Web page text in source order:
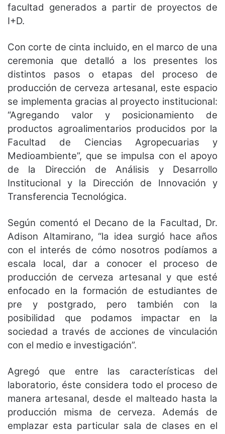
facultad generados a partir de proyectos de
I+D.
Con corte de cinta incluido, en el marco de una
ceremonia que detalló a los presentes los
distintos pasos o etapas del proceso de
producción de cerveza artesanal, este espacio
se implementa gracias al proyecto institucional:
“Agregando valor y posicionamiento de
productos agroalimentarios producidos por la
Facultad de Ciencias Agropecuarias y
Medioambiente”, que se impulsa con el apoyo
de la Dirección de Análisis y Desarrollo
Institucional y la Dirección de Innovación y
Transferencia Tecnológica.
Según comentó el Decano de la Facultad, Dr.
Adison Altamirano, “la idea surgió hace años
con el interés de cómo nosotros podíamos a
escala local, dar a conocer el proceso de
producción de cerveza artesanal y que esté
enfocado en la formación de estudiantes de
pre y postgrado, pero también con la
posibilidad que podamos impactar en la
sociedad a través de acciones de vinculación
con el medio e investigación”.
Agregó que entre las características del
laboratorio, éste considera todo el proceso de
manera artesanal, desde el malteado hasta la
producción misma de cerveza. Además de
emplazar esta particular sala de clases en el